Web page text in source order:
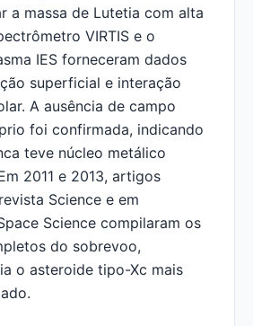
a massa de Lutetia com alta
VIRTIS e o
IES forneceram dados
superficial e interação
A ausência de campo
foi confirmada, indicando
teve núcleo metálico
2011 e 2013, artigos
Science e em
Science compilaram os
do sobrevoo,
o asteroide tipo-Xc mais